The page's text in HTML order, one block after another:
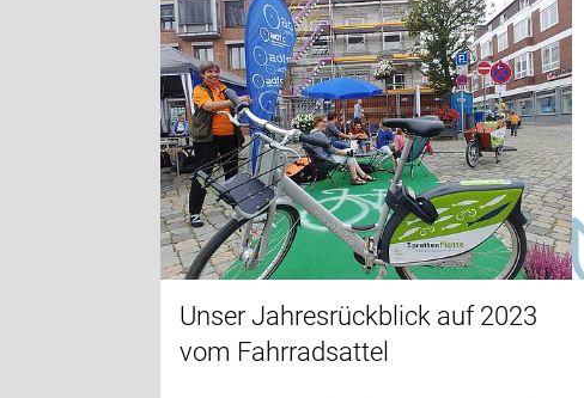
Unser Jahresrückblick auf 2023
vom Fahrradsattel